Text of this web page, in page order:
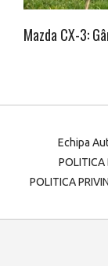
Mazda CX-3:
Echipa
POLITICA
POLITICA